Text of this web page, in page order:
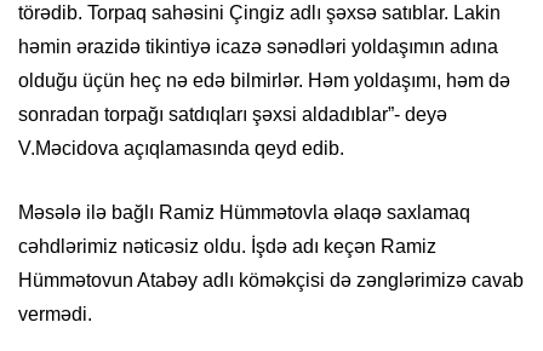
törədib. Torpaq sahəsini Çingiz adlı şəxsə satıblar. Lakin
həmin ərazidə tikintiyə icazə sənədləri yoldaşımın adına
olduğu üçün heç nə edə bilmirlər. Həm yoldaşımı, həm də
sonradan torpağı satdıqları şəxsi aldadıblar”- deyə
V.Məcidova açıqlamasında qeyd edib.
Məsələ ilə bağlı Ramiz Hümmətovla əlaqə saxlamaq
cəhdlərimiz nəticəsiz oldu. İşdə adı keçən Ramiz
Hümmətovun Atabəy adlı köməkçisi də zənglərimizə cavab
vermədi.